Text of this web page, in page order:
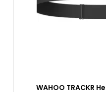
WAHOO TRACKR